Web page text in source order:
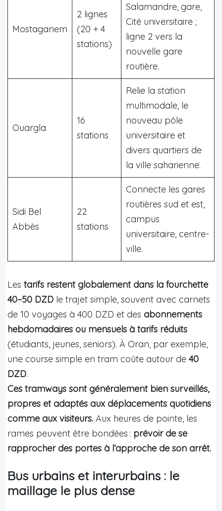
Mostaganem
2 lignes
(20 + 4
stations)
Salamandre, gare,
Cité universitaire ;
ligne 2 vers la
nouvelle gare
routière.
Ouargla
16
stations
Relie la station
multimodale, le
nouveau pôle
universitaire et
divers quartiers de
la ville saharienne.
Sidi Bel
Abbès
22
stations
Connecte les gares
routières sud et est,
campus
universitaire, centre-
ville.
Les tarifs restent globalement dans la fourchette
40–50 DZD le trajet simple, souvent avec carnets
de 10 voyages à 400 DZD et des abonnements
hebdomadaires ou mensuels à tarifs réduits
(étudiants, jeunes, seniors). À Oran, par exemple,
une course simple en tram coûte autour de 40
DZD.
Ces tramways sont généralement bien surveillés,
propres et adaptés aux déplacements quotidiens
comme aux visiteurs. Aux heures de pointe, les
rames peuvent être bondées : prévoir de se
rapprocher des portes à l’approche de son arrêt.
Bus urbains et interurbains : le
maillage le plus dense